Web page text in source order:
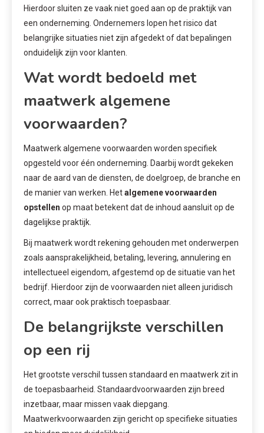
Hierdoor sluiten ze vaak niet goed aan op de praktijk van
een onderneming. Ondernemers lopen het risico dat
belangrijke situaties niet zijn afgedekt of dat bepalingen
onduidelijk zijn voor klanten.
Wat wordt bedoeld met
maatwerk algemene
voorwaarden?
Maatwerk algemene voorwaarden worden specifiek
opgesteld voor één onderneming. Daarbij wordt gekeken
naar de aard van de diensten, de doelgroep, de branche en
de manier van werken. Hetalgemene voorwaarden
opstellen op maat betekent dat de inhoud aansluit op de
dagelijkse praktijk.
Bij maatwerk wordt rekening gehouden met onderwerpen
zoals aansprakelijkheid, betaling, levering, annulering en
intellectueel eigendom, afgestemd op de situatie van het
bedrijf. Hierdoor zijn de voorwaarden niet alleen juridisch
correct, maar ook praktisch toepasbaar.
De belangrijkste verschillen
op een rij
Het grootste verschil tussen standaard en maatwerk zit in
de toepasbaarheid. Standaardvoorwaarden zijn breed
inzetbaar, maar missen vaak diepgang.
Maatwerkvoorwaarden zijn gericht op specifieke situaties